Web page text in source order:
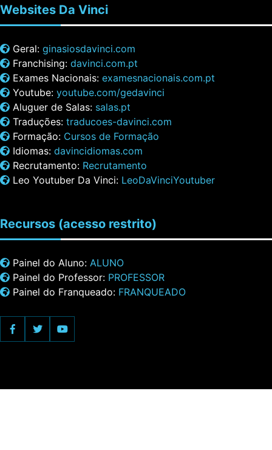
Websites Da Vinci
Geral: ginasiosdavinci.com
Franchising: davinci.com.pt
Exames Nacionais: examesnacionais.com.pt
Youtube: youtube.com/gedavinci
Aluguer de Salas: salas.pt
Traduções: traducoes-davinci.com
Formação: Cursos de Formação
Idiomas: davincidiomas.com
Recrutamento: Recrutamento
Leo Youtuber Da Vinci: LeoDaVinciYoutuber
Recursos (acesso restrito)
Painel do Aluno: ALUNO
Painel do Professor: PROFESSOR
Painel do Franqueado: FRANQUEADO